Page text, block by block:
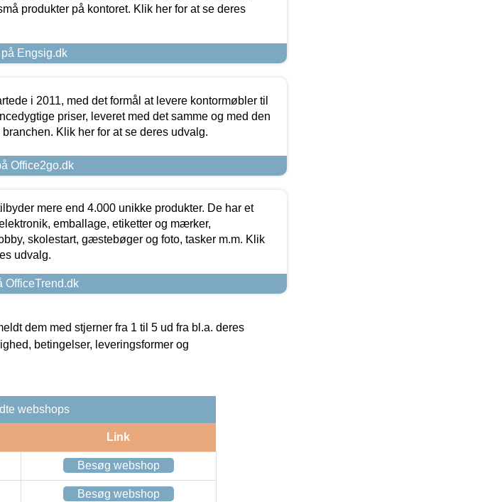
produkter på kontoret. Klik her for at se deres
Engsig.dk
i 2011, med det formål at levere kontormøbler til
priser, leveret med det samme og med den
Klik her for at se deres udvalg.
Office2go.dk
mere end 4.000 unikke produkter. De har et
emballage, etiketter og mærker,
skolestart, gæstebøger og foto, tasker m.m. Klik
udvalg.
OfficeTrend.dk
dem med stjerner fra 1 til 5 ud fra bl.a. deres
betingelser, leveringsformer og
webshops
Link
Besøg webshop
Besøg webshop